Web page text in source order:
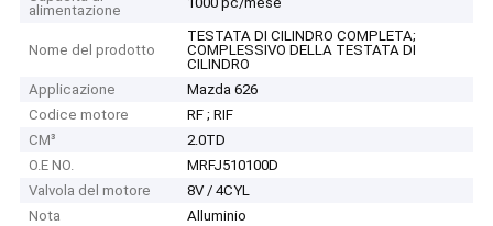
alimentazione
Nome del prodotto
TESTATA DI CILINDRO COMPLETA;
COMPLESSIVO DELLA TESTATA DI
CILINDRO
Applicazione
Mazda 626
Codice motore
RF ; RIF
CM³
2.0TD
O.E NO.
MRFJ510100D
Valvola del motore
8V / 4CYL
Nota
Alluminio